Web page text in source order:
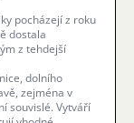
pocházejí z roku
dostala
z tehdejší
dolního
zejména v
souvislé. Vytváří